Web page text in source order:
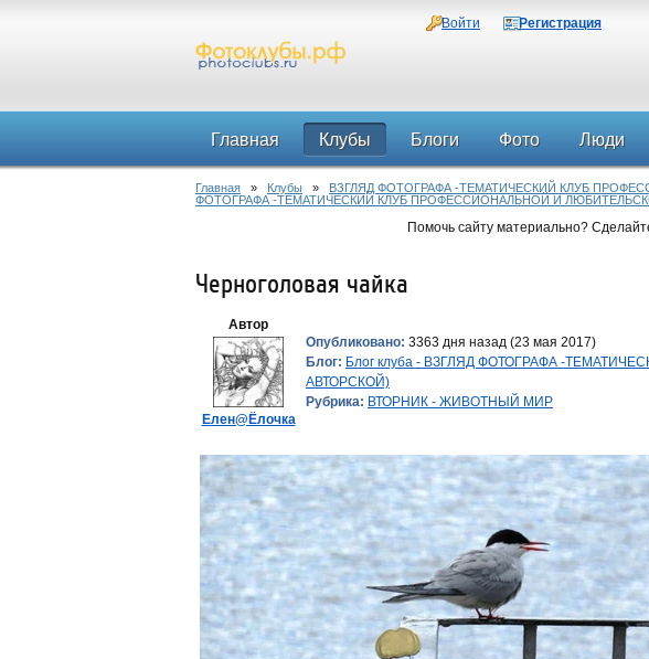
Войти Регистрация
Главная Клубы Блоги Фото Люди
Главная » Клубы » ВЗГЛЯД ФОТОГРАФА -ТЕМАТИЧЕСКИЙ КЛУБ
ФОТОГРАФА -ТЕМАТИЧЕСКИЙ КЛУБ ПРОФЕССИОНАЛЬНОЙ И
Помочь сайту материально?
Черноголовая чайка
Автор
Елен@Ёлочка
Опубликовано: 3363 дня назад (23 мая 2017)
Блог: Блог клуба - ВЗГЛЯД ФОТОГРАФА -
АВТОРСКОЙ)
Рубрика: ВТОРНИК - ЖИВОТНЫЙ МИР